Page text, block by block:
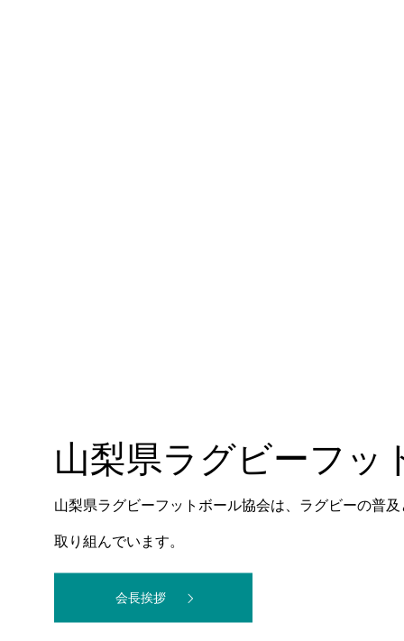
山梨県ラグビーフッ
山梨県ラグビーフットボール協会は、ラグビーの普
取り組んでいます。
会長挨拶